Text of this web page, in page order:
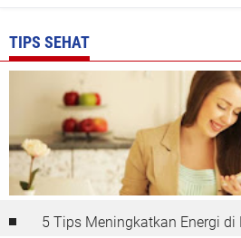
TIPS SEHAT
5 Tips Meningkatkan Energi di